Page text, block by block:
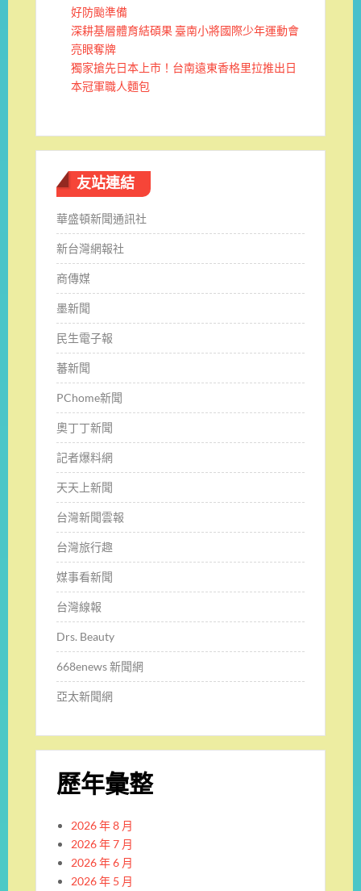
好防颱準備
深耕基層體育結碩果 臺南小將國際少年運動會
亮眼奪牌
獨家搶先日本上市！台南遠東香格里拉推出日
本冠軍職人麵包
友站連結
華盛頓新聞通訊社
新台灣網報社
商傳媒
墨新聞
民生電子報
蕃新聞
PChome新聞
奧丁丁新聞
記者爆料網
天天上新聞
台灣新聞雲報
台灣旅行趣
媒事看新聞
台灣線報
Drs. Beauty
668enews 新聞網
亞太新聞網
歷年彙整
2026 年 8 月
2026 年 7 月
2026 年 6 月
2026 年 5 月